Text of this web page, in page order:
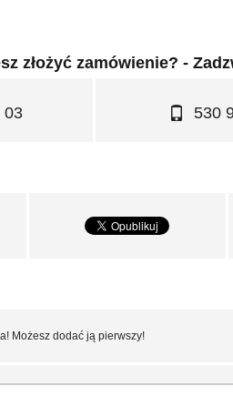
złożyć zamówienie? -
03 530
Możesz dodać ją pierwszy!